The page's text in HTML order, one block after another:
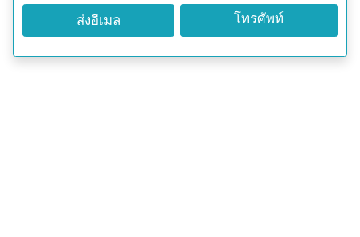
ที่กำหนดเท่านั้นค่ะ สั่งขั้นต่ำ 600 บาทค่ะ
เบอร์ติดต่อ:ส่งอีเมล โทรศัพท์